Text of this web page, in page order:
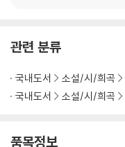
관련 분류
국내도서 소설/시/희곡
국내도서
소설/시/희곡
품목정보